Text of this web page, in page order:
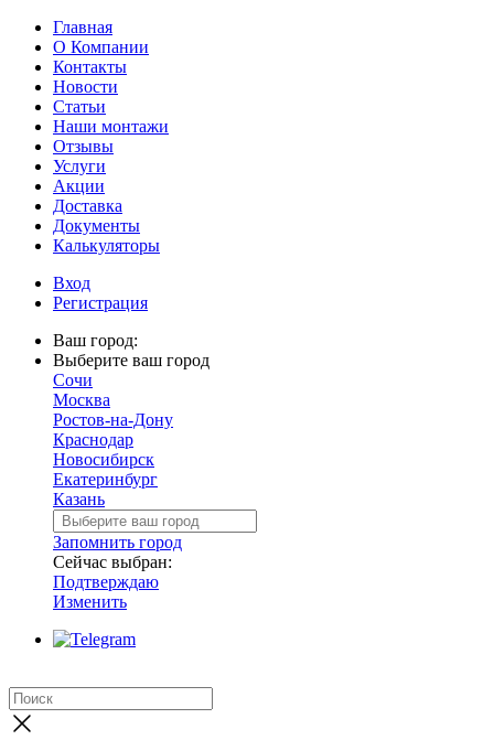
Главная
О Компании
Контакты
Новости
Статьи
Наши монтажи
Отзывы
Услуги
Акции
Доставка
Документы
Калькуляторы
Вход
Регистрация
Ваш город:
Выберите ваш город
Сочи
Москва
Ростов-на-Дону
Краснодар
Новосибирск
Екатеринбург
Казань
Запомнить город
Сейчас выбран:
Подтверждаю
Изменить